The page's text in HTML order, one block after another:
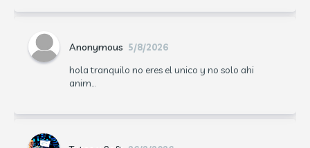
Anonymous 5/8/2026
hola tranquilo no eres el unico y no solo ahi
anim...